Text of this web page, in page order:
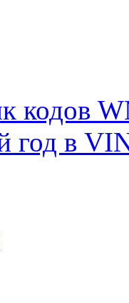
кодов
год в